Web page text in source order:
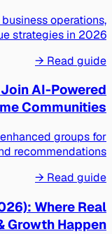
operations,
strategies in 2026.
Read guide →
AI-Powered
Communities
groups for
recommendations.
Read guide →
Where Real
Growth Happen